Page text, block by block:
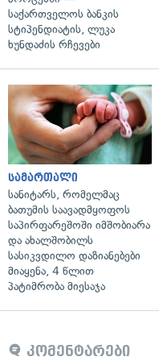
საქართველოს ბანკის
სტიპენდიატის, ლუკა
ხუნდაძის რჩევები
სამართალი
სანიტარს, რომელმაც
ბათუმის საავადმყოფოს
საპირფარეშოში იმშობიარა
და ახალშობილს
სასიკვდილო დაზიანებები
მიაყენა, 4 წლით
პატიმრობა მიესაჯა
კომენტარები